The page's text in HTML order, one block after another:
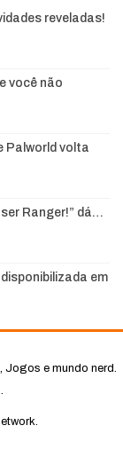
reveladas!
você não
Palworld volta
Ranger!” dá…
em
Jogos e mundo nerd.